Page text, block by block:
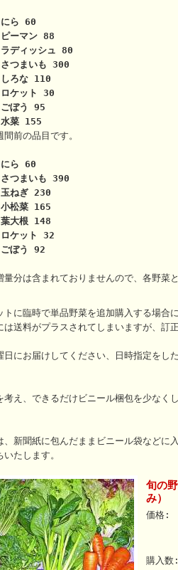
60
ン 88
シュ 80
いも 300
110
ト 30
95
155
前の品目です。
60
いも 390
230
165
148
ト 32
92
量分は含まれておりませんので、各野菜
に臨時で単品野菜を追加購入する場合
は送料がプラスされてしまいますが、訂
にお届けしてください、日時指定をし
え、できるだけビニール梱包を少なく
新聞紙に包んだままビニール袋などに
たします。
旬の
み）
価格:
購入数: